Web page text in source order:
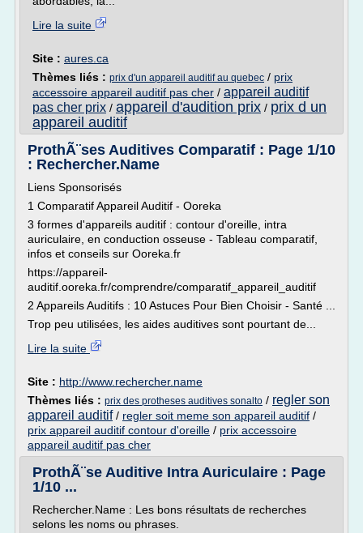
Lire la suite
Site : aures.ca
Thèmes liés : prix d'un appareil auditif au quebec / prix
accessoire appareil auditif pas cher / appareil auditif
pas cher prix / appareil d'audition prix / prix d un
appareil auditif
ProthÃ¨ses Auditives Comparatif : Page 1/10
: Rechercher.Name
Liens Sponsorisés
1 Comparatif Appareil Auditif - Ooreka
3 formes d'appareils auditif : contour d'oreille, intra
auriculaire, en conduction osseuse - Tableau comparatif,
infos et conseils sur Ooreka.fr
https://appareil-
auditif.ooreka.fr/comprendre/comparatif_appareil_auditif
2 Appareils Auditifs : 10 Astuces Pour Bien Choisir - Santé ...
Trop peu utilisées, les aides auditives sont pourtant de...
Lire la suite
Site : http://www.rechercher.name
Thèmes liés : prix des protheses auditives sonalto / regler son
appareil auditif/ regler soit meme son appareil auditif /
prix appareil auditif contour d'oreille / prix accessoire
appareil auditif pas cher
ProthÃ¨se Auditive Intra Auriculaire : Page
1/10 ...
Rechercher.Name : Les bons résultats de recherches
selons les noms ou phrases.